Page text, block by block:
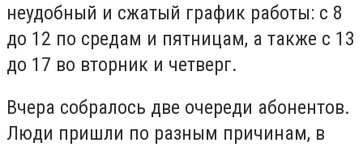
неудобный и сжатый график работы: с 8
до 12 по средам и пятницам, а также с 13
до 17 во вторник и четверг.
Вчера собралось две очереди абонентов.
Люди пришли по разным причинам, в